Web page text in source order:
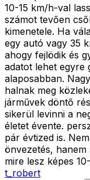
10-15 km/h-val
számot tevően
kimenetele. Ha
egy autó vagy 35
ahogy fejlödik és
adatot lehet egyre
alaposabban.
halnak meg
járművek döntő
sikerül levinni a
életet évente.
pár évtized is.
önvezetés,
mire lesz képes
t_robert